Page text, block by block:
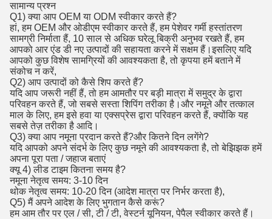
सामान्य प्रश्न
Q1) क्या आप OEM या ODM स्वीकार करते हैं?
हां, हम OEM और ओडीएम स्वीकार करते हैं, हम पेशेवर गर्मी हस्तांतरण
सामग्री निर्माता हैं, 10 साल से अधिक घरेलू बिक्री अनुभव रखते हैं, हम
आपको आर एंड डी नए उत्पादों की सहायता करने में सक्षम हैं।इसलिए यदि
आपको कुछ विशेष सामग्रियों की आवश्यकता है, तो कृपया हमें बताने में
संकोच न करें,
Q2) आप उत्पादों को कैसे शिप करते हैं?
यदि आप जरूरी नहीं हैं, तो हम आमतौर पर बड़ी मात्रा में समुद्र के द्वारा
परिवहन करते हैं, जो सबसे सस्ता शिपिंग तरीका है।और नमूने और तत्काल
माल के लिए, हम इसे हवा या एक्सप्रेस द्वारा परिवहन करते हैं, क्योंकि यह
सबसे तेज़ तरीका है आदि।
Q3) क्या आप नमूना प्रदान करते हैं?और कितने दिन लगेंगे?
यदि आपको अपने संदर्भ के लिए कुछ नमूने की आवश्यकता है, तो बेझिझक हमें
अपना पूरा पता / जहाज बताएं
क्यू 4) लीड टाइम कितना समय है?
नमूना नेतृत्व समय: 3-10 दिन
थोक नेतृत्व समय: 10-20 दिन (आदेश मात्रा पर निर्भर करता है),
Q5) मैं अपने आदेश के लिए भुगतान कैसे करूं?
हम आम तौर पर एल / सी, टी / टी, वेस्टर्न यूनियन, पेपैल स्वीकार करते हैं।